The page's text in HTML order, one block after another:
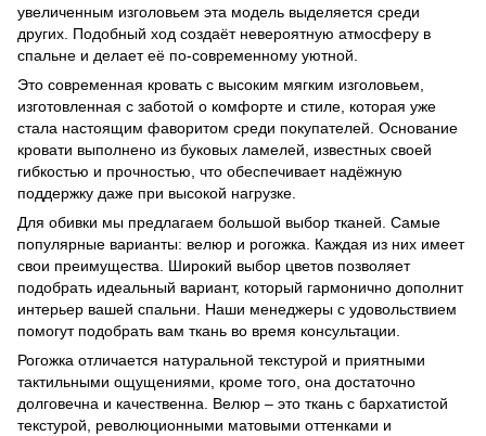
увеличенным изголовьем эта модель выделяется среди
других. Подобный ход создаёт невероятную атмосферу в
спальне и делает её по-современному уютной.
Это современная кровать с высоким мягким изголовьем,
изготовленная с заботой о комфорте и стиле, которая уже
стала настоящим фаворитом среди покупателей. Основание
кровати выполнено из буковых ламелей, известных своей
гибкостью и прочностью, что обеспечивает надёжную
поддержку даже при высокой нагрузке.
Для обивки мы предлагаем большой выбор тканей. Самые
популярные варианты: велюр и рогожка. Каждая из них имеет
свои преимущества. Широкий выбор цветов позволяет
подобрать идеальный вариант, который гармонично дополнит
интерьер вашей спальни. Наши менеджеры с удовольствием
помогут подобрать вам ткань во время консультации.
Рогожка отличается натуральной текстурой и приятными
тактильными ощущениями, кроме того, она достаточно
долговечна и качественна. Велюр – это ткань с бархатистой
текстурой, революционными матовыми оттенками и